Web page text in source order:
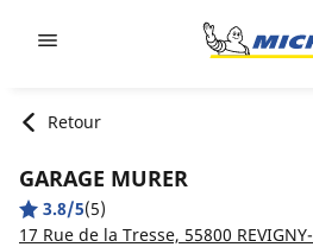
Retour
GARAGE MURER
3.8/5(5)
17 Rue de la Tresse, 55800